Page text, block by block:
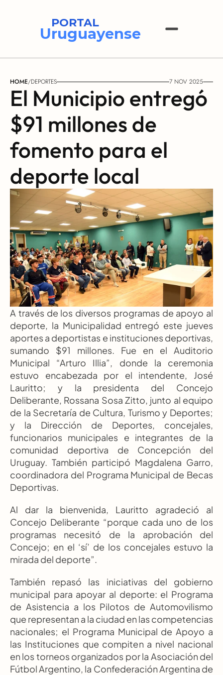
PORTAL
Uruguayense
HOME/DEPORTES 7 NOV 2025
El Municipio entregó
$91 millones de
fomento para el
deporte local
A través de los diversos programas de apoyo al
deporte, la Municipalidad entregó este jueves
aportes a deportistas e instituciones deportivas,
sumando $91 millones. Fue en el Auditorio
Municipal “Arturo Illia”, donde la ceremonia
estuvo encabezada por el intendente, José
Lauritto; y la presidenta del Concejo
Deliberante, Rossana Sosa Zitto, junto al equipo
de la Secretaría de Cultura, Turismo y Deportes;
y la Dirección de Deportes, concejales,
funcionarios municipales e integrantes de la
comunidad deportiva de Concepción del
Uruguay. También participó Magdalena Garro,
coordinadora del Programa Municipal de Becas
Deportivas.
Al dar la bienvenida, Lauritto agradeció al
Concejo Deliberante “porque cada uno de los
programas necesitó de la aprobación del
Concejo; en el ‘sí’ de los concejales estuvo la
mirada del deporte”.
También repasó las iniciativas del gobierno
municipal para apoyar al deporte: el Programa
de Asistencia a los Pilotos de Automovilismo
que representan a la ciudad en las competencias
nacionales; el Programa Municipal de Apoyo a
las Instituciones que compiten a nivel nacional
en los torneos organizados por la Asociación del
Fútbol Argentino, la Confederación Argentina de